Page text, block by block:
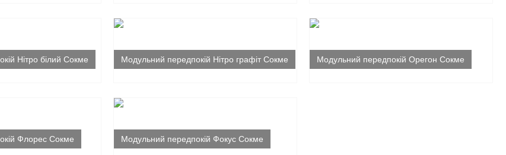
Нітро білий Сокме Модульний передпокій Нітро графіт Сокме Модульний передпокій Орегон Сокме
Флорес Сокме Модульний передпокій Фокус Сокме